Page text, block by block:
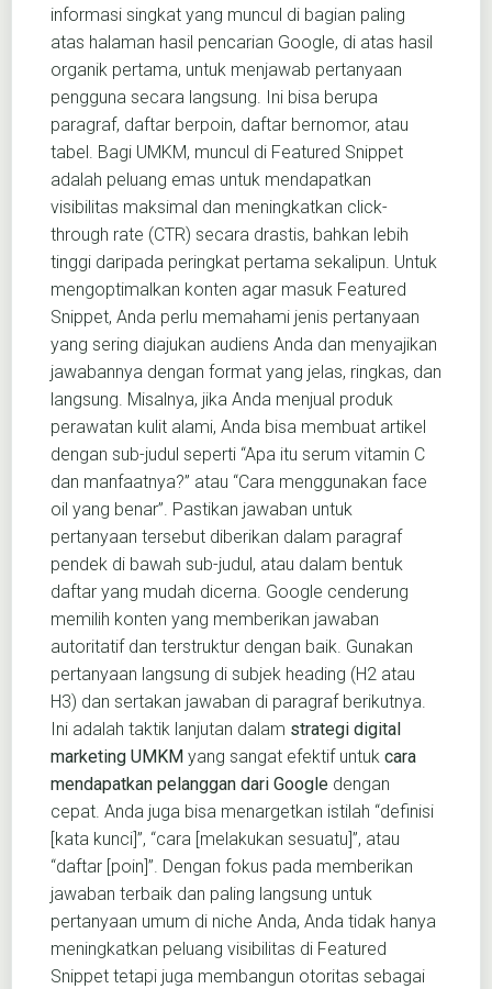
informasi singkat yang muncul di bagian paling
atas halaman hasil pencarian Google, di atas hasil
organik pertama, untuk menjawab pertanyaan
pengguna secara langsung. Ini bisa berupa
paragraf, daftar berpoin, daftar bernomor, atau
tabel. Bagi UMKM, muncul di Featured Snippet
adalah peluang emas untuk mendapatkan
visibilitas maksimal dan meningkatkan click-
through rate (CTR) secara drastis, bahkan lebih
tinggi daripada peringkat pertama sekalipun. Untuk
mengoptimalkan konten agar masuk Featured
Snippet, Anda perlu memahami jenis pertanyaan
yang sering diajukan audiens Anda dan menyajikan
jawabannya dengan format yang jelas, ringkas, dan
langsung. Misalnya, jika Anda menjual produk
perawatan kulit alami, Anda bisa membuat artikel
dengan sub-judul seperti “Apa itu serum vitamin C
dan manfaatnya?” atau “Cara menggunakan face
oil yang benar”. Pastikan jawaban untuk
pertanyaan tersebut diberikan dalam paragraf
pendek di bawah sub-judul, atau dalam bentuk
daftar yang mudah dicerna. Google cenderung
memilih konten yang memberikan jawaban
autoritatif dan terstruktur dengan baik. Gunakan
pertanyaan langsung di subjek heading (H2 atau
H3) dan sertakan jawaban di paragraf berikutnya.
Ini adalah taktik lanjutan dalam strategi digital
marketing UMKM yang sangat efektif untuk cara
mendapatkan pelanggan dari Google dengan
cepat. Anda juga bisa menargetkan istilah “definisi
[kata kunci]”, “cara [melakukan sesuatu]”, atau
“daftar [poin]”. Dengan fokus pada memberikan
jawaban terbaik dan paling langsung untuk
pertanyaan umum di niche Anda, Anda tidak hanya
meningkatkan peluang visibilitas di Featured
Snippet tetapi juga membangun otoritas sebagai